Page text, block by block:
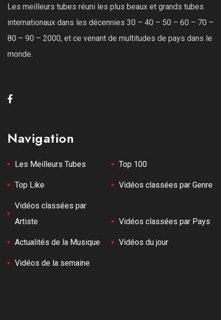
Les meilleurs tubes réuni les plus beaux et grands tubes
internationaux dans les décennies 30 – 40 – 50 – 60 – 70 –
80 – 90 – 2000, et ce venant de multitudes de pays dans le
monde.
Navigation
Les Meilleurs Tubes Top 100
Top Like Vidéos classées par Genre
Vidéos classées par
Artiste
Vidéos classées par Pays
Actualités de la Musique Vidéos du jour
Vidéos de la semaine